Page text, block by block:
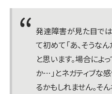
発達障害が見た目で
て初めて「あ、そうな
と思います。場合によ
か…」とネガティブな
るかもしれません。そ